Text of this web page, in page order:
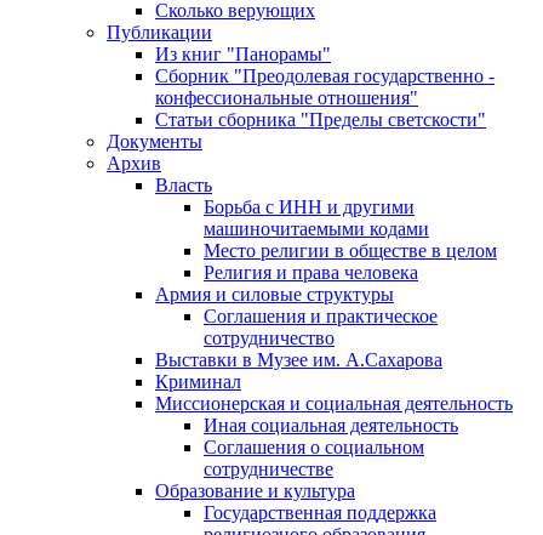
Сколько верующих
Публикации
Из книг "Панорамы"
Сборник "Преодолевая государственно -
конфессиональные отношения"
Статьи сборника "Пределы светскости"
Документы
Архив
Власть
Борьба с ИНН и другими
машиночитаемыми кодами
Место религии в обществе в целом
Религия и права человека
Армия и силовые структуры
Соглашения и практическое
сотрудничество
Выставки в Музее им. А.Сахарова
Криминал
Миссионерская и социальная деятельность
Иная социальная деятельность
Соглашения о социальном
сотрудничестве
Образование и культура
Государственная поддержка